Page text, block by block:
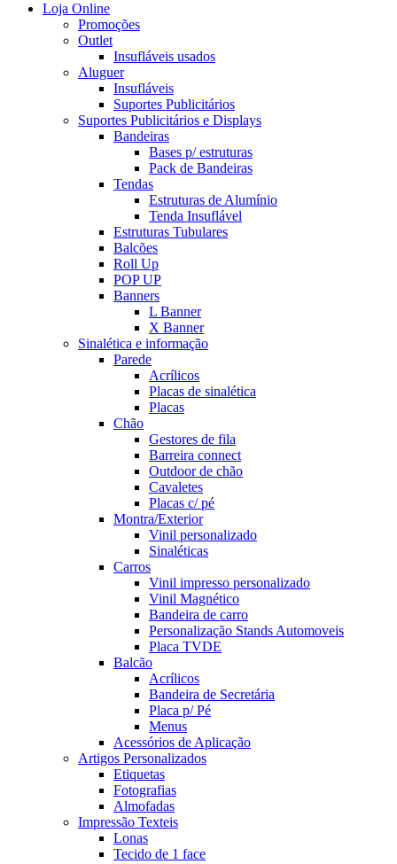
Loja Online
Promoções
Outlet
Insufláveis usados
Aluguer
Insufláveis
Suportes Publicitários
Suportes Publicitários e Displays
Bandeiras
Bases p/ estruturas
Pack de Bandeiras
Tendas
Estruturas de Alumínio
Tenda Insuflável
Estruturas Tubulares
Balcões
Roll Up
POP UP
Banners
L Banner
X Banner
Sinalética e informação
Parede
Acrílicos
Placas de sinalética
Placas
Chão
Gestores de fila
Barreira connect
Outdoor de chão
Cavaletes
Placas c/ pé
Montra/Exterior
Vinil personalizado
Sinaléticas
Carros
Vinil impresso personalizado
Vinil Magnético
Bandeira de carro
Personalização Stands Automoveis
Placa TVDE
Balcão
Acrílicos
Bandeira de Secretária
Placa p/ Pé
Menus
Acessórios de Aplicação
Artigos Personalizados
Etiquetas
Fotografias
Almofadas
Impressão Texteis
Lonas
Tecido de 1 face